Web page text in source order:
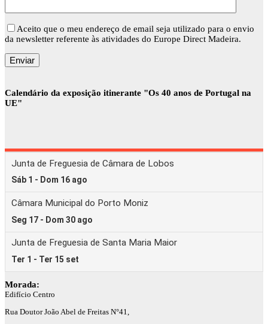
Aceito que o meu endereço de email seja utilizado para o envio
da newsletter referente às atividades do Europe Direct Madeira.
Calendário da exposição itinerante "Os 40 anos de Portugal na
UE"
Morada:
Edifício Centro
Rua Doutor João Abel de Freitas N°41,